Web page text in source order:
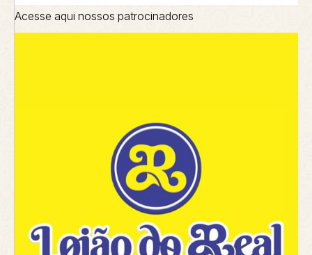
Acesse aqui nossos patrocinadores